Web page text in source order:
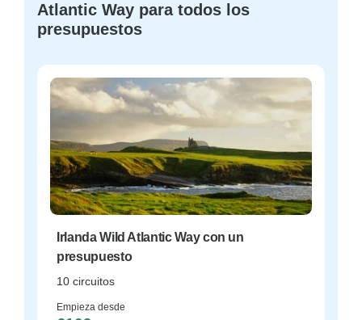
Atlantic Way para todos los
presupuestos
Irlanda Wild Atlantic Way con un
presupuesto
10 circuitos
Empieza desde